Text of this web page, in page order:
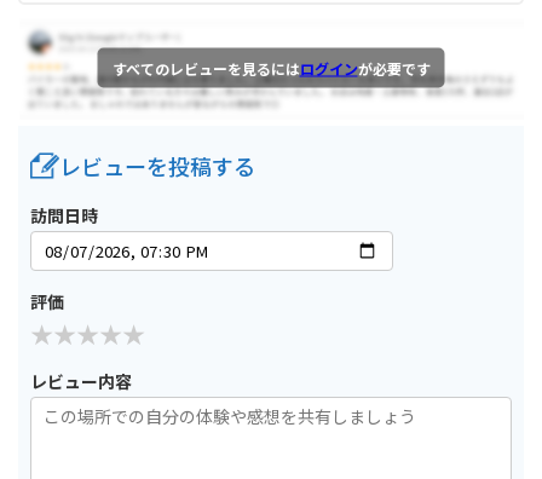
すべてのレビューを見るにはログインが必要です
レビューを投稿する
訪問日時
評価
レビュー内容